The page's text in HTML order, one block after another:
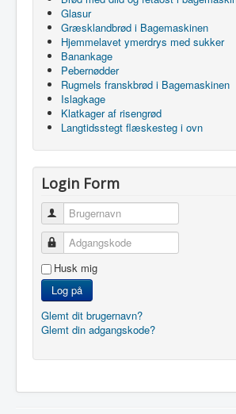
Glasur
Græsklandbrød i Bagemaskinen
Hjemmelavet ymerdrys med sukker
Banankage
Pebernødder
Rugmels franskbrød i Bagemaskinen
Islagkage
Klatkager af risengrød
Langtidsstegt flæskesteg i ovn
Login Form
Brugernavn
Adgangskode
Husk mig
Log på
Glemt dit brugernavn?
Glemt din adgangskode?